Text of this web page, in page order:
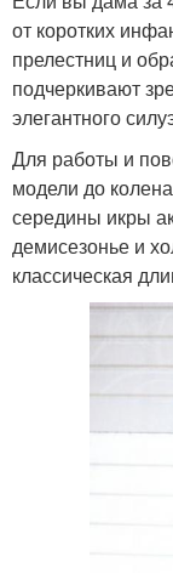
от коротких
прелестниц и
подчеркивают
элегантного
Для работы и
модели до
середины икры
демисезонье и
классическая